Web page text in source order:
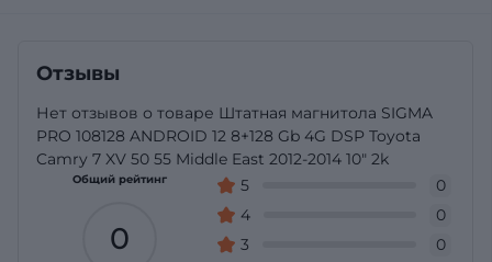
Отзывы
Нет отзывов о товаре Штатная магнитола SIGMA
PRO 108128 ANDROID 12 8+128 Gb 4G DSP Toyota
Camry 7 XV 50 55 Middle East 2012-2014 10" 2k
Общий рейтинг
0
5
0
4
0
3
0